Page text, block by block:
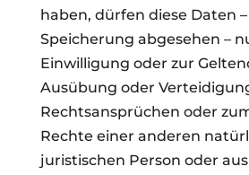
haben, dürfen diese Daten
Speicherung abgesehen –
Einwilligung oder zur
Ausübung oder
Rechtsansprüchen oder
Rechte einer anderen
juristischen Person oder